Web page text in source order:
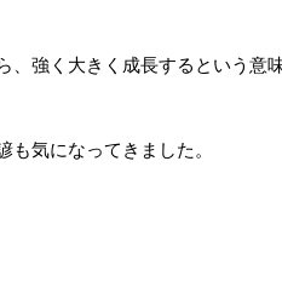
、強く大きく成長するという意
気になってきました。